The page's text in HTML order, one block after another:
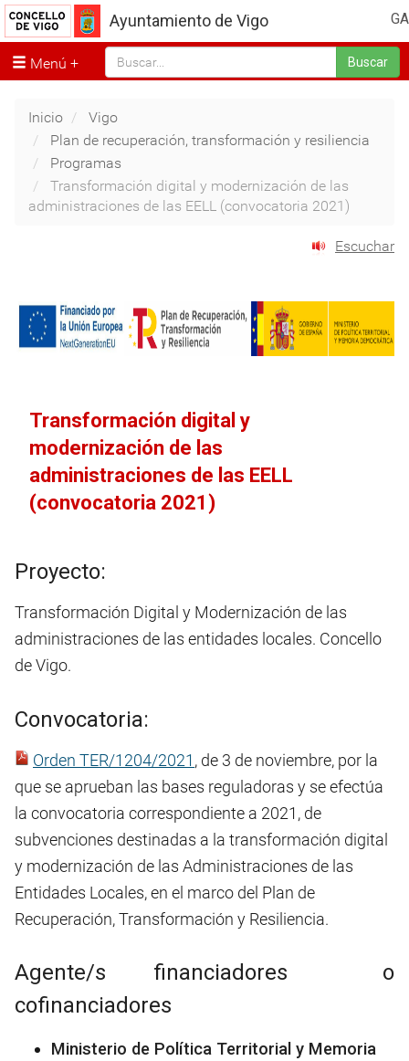
GA
Ayuntamiento de Vigo
Menú Buscar
Inicio
Vigo
Plan de recuperación, transformación y resiliencia
Programas
Transformación digital y modernización de las
administraciones de las EELL (convocatoria 2021)
Escuchar
Transformación digital y
modernización de las
administraciones de las EELL
(convocatoria 2021)
Proyecto:
Transformación Digital y Modernización de las
administraciones de las entidades locales. Concello
de Vigo.
Convocatoria:
Orden TER/1204/2021, de 3 de noviembre, por la
que se aprueban las bases reguladoras y se efectúa
la convocatoria correspondiente a 2021, de
subvenciones destinadas a la transformación digital
y modernización de las Administraciones de las
Entidades Locales, en el marco del Plan de
Recuperación, Transformación y Resiliencia.
Agente/s financiadores o
cofinanciadores
Ministerio de Política Territorial y Memoria